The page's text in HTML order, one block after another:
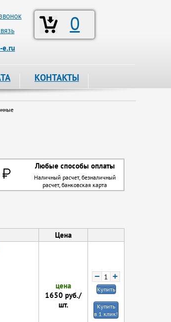
0
e.ru
КОНТАКТЫ
Любые способы оплаты
Наличный расчет, безналичный
расчет, банковская карта
Цена
цена
1650 руб./
шт.
− +
Купить
Купить
в 1 клик!